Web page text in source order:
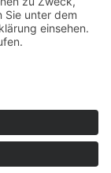
jeden
aber entschlossen,
Wo möglich